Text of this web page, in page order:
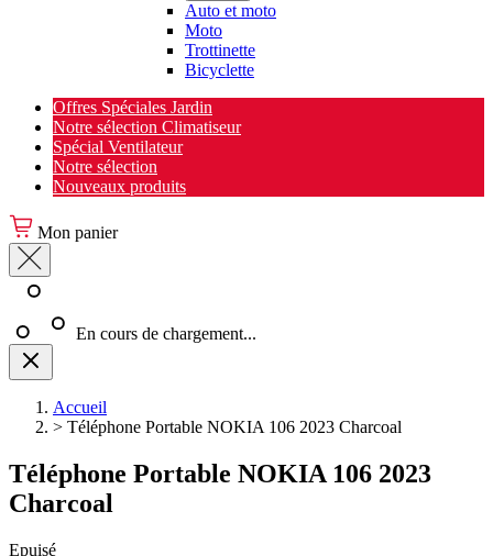
Auto et moto
Moto
Trottinette
Bicyclette
Offres Spéciales Jardin
Notre sélection Climatiseur
Spécial Ventilateur
Notre sélection
Nouveaux produits
Mon panier
En cours de chargement...
Accueil
> Téléphone Portable NOKIA 106 2023 Charcoal
Téléphone Portable NOKIA 106 2023
Charcoal
Epuisé